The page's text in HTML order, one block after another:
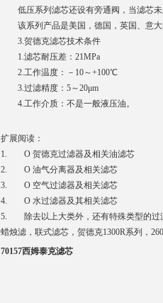
低压系列滤芯还设有旁通阀，当滤芯未
该系列产品是美国，德国，英国、意大
3.贺德克滤芯技术条件
1.滤芯耐压差：21MPa
2.工作温度：－10～+100℃
3.过滤精度：5～20μm
4.工作介质：不是一般液压油。
扩展阅读：
1. O 贺德克过滤器及相关油滤芯
2. O 油气分离器及相关滤芯
3. O 空气过滤器及相关滤芯
4. O 水过滤器及其相关滤芯
5. 除去以上大类外，还有特殊类型的过
蜡烛滤，联式滤芯，贺德克1300R系列，
70157西姆泰克滤芯